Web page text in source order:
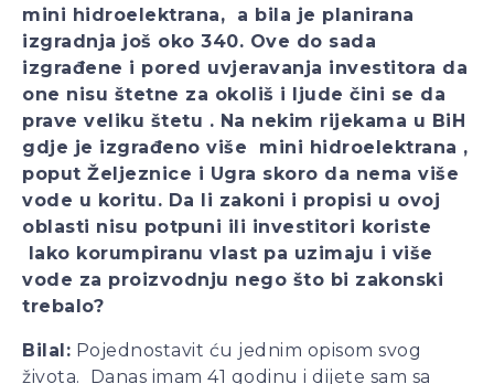
mini hidroelektrana, a bila je planirana
izgradnja još oko 340. Ove do sada
izgrađene i pored uvjeravanja investitora da
one nisu štetne za okoliš i ljude čini se da
prave veliku štetu . Na nekim rijekama u BiH
gdje je izgrađeno više mini hidroelektrana ,
poput Željeznice i Ugra skoro da nema više
vode u koritu. Da li zakoni i propisi u ovoj
oblasti nisu potpuni ili investitori koriste
lako korumpiranu vlast pa uzimaju i više
vode za proizvodnju nego što bi zakonski
trebalo?
Bilal: Pojednostavit ću jednim opisom svog
života. Danas imam 41 godinu i dijete sam sa